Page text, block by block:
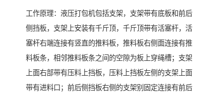
工作原理：液压打包机包括支架，支架带有底板和前后
侧挡板，支架上安装有千斤顶，千斤顶带有活塞杆，活
塞杆右端连接有竖直的推料板，推料板右侧面连接有推
料板条，相邻推料板条之间的空隙为板上穿绳槽；支架
上面右部带有压料上挡板，压料上挡板左侧的支架上面
带有进料口；前后侧挡板右侧的支架别固定连接有前后